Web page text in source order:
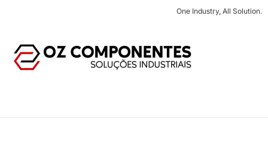
One Industry, All Solution.